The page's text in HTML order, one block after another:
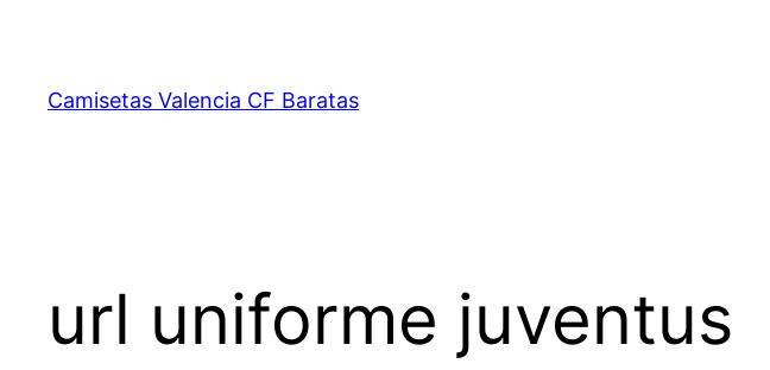
contenido
Camisetas Valencia CF Baratas
url uniforme juventus